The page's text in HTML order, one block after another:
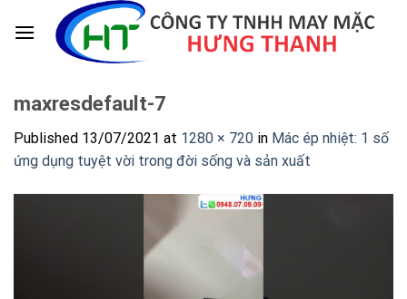
maxresdefault-7
Published 13/07/2021 at 1280 × 720 in Mác ép nhiệt: 1 số
ứng dụng tuyệt vời trong đời sống và sản xuất